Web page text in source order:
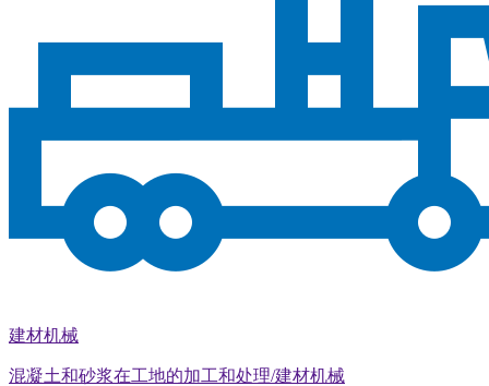
建材机械
混凝土和砂浆在工地的加工和处理/建材机械